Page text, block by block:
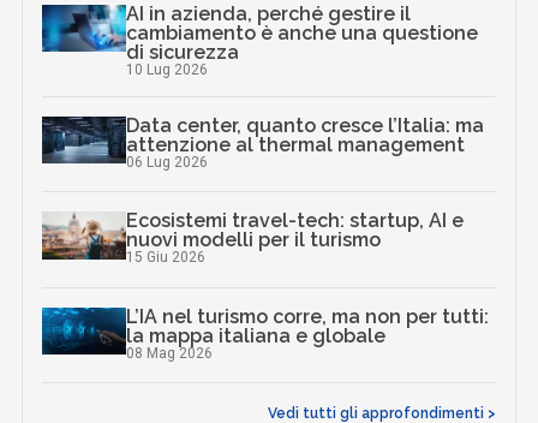
AI in azienda, perché gestire il
cambiamento è anche una questione
di sicurezza
10 Lug 2026
Data center, quanto cresce l’Italia: ma
attenzione al thermal management
06 Lug 2026
Ecosistemi travel-tech: startup, AI e
nuovi modelli per il turismo
15 Giu 2026
L’IA nel turismo corre, ma non per tutti:
la mappa italiana e globale
08 Mag 2026
Vedi tutti gli approfondimenti >